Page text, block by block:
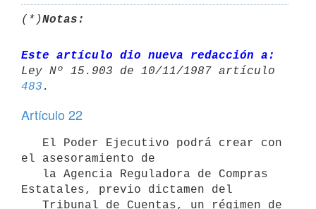
(*)Notas:
Este artículo dio nueva redacción a:
483
Artículo 22
El Poder Ejecutivo podrá crear con
el asesoramiento de
Estatales, previo dictamen del